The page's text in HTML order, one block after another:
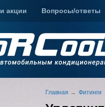
акции Вопросы/ответы
Главная Фитинги